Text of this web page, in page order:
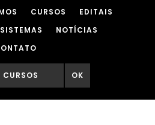
CURSOS
EDITAIS
SISTEMAS
NOTÍCIAS
OK